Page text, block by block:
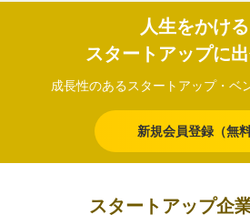
人生をかける
スタートアップに出
成長性のあるスタートアップ・ベ
新規会員登録（無料
スタートアップ企